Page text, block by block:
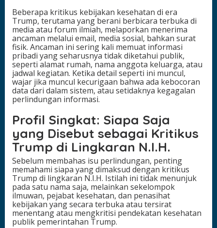
Beberapa kritikus kebijakan kesehatan di era
Trump, terutama yang berani berbicara terbuka di
media atau forum ilmiah, melaporkan menerima
ancaman melalui email, media sosial, bahkan surat
fisik. Ancaman ini sering kali memuat informasi
pribadi yang seharusnya tidak diketahui publik,
seperti alamat rumah, nama anggota keluarga, atau
jadwal kegiatan. Ketika detail seperti ini muncul,
wajar jika muncul kecurigaan bahwa ada kebocoran
data dari dalam sistem, atau setidaknya kegagalan
perlindungan informasi.
Profil Singkat: Siapa Saja
yang Disebut sebagai Kritikus
Trump di Lingkaran N.I.H.
Sebelum membahas isu perlindungan, penting
memahami siapa yang dimaksud dengan kritikus
Trump di lingkaran N.I.H. Istilah ini tidak menunjuk
pada satu nama saja, melainkan sekelompok
ilmuwan, pejabat kesehatan, dan penasihat
kebijakan yang secara terbuka atau tersirat
menentang atau mengkritisi pendekatan kesehatan
publik pemerintahan Trump.